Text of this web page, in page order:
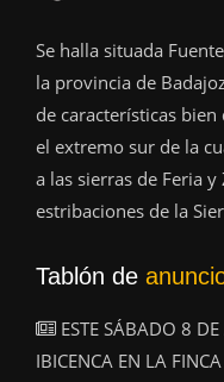
Se halla situada
la provincia de
de características
el extremo sur de la
a las sierras de Feria
estribaciones de la
Tablón de
ESTE SÁBADO 8
IBICENCA EN LA